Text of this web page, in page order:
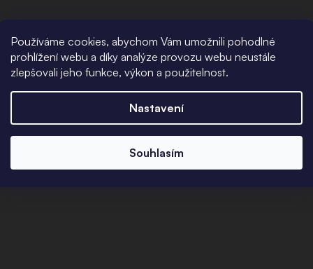
Používáme cookies, abychom Vám umožnili pohodlné
prohlížení webu a díky analýze provozu webu neustále
zlepšovali jeho funkce, výkon a použitelnost.
Nastavení
Souhlasím